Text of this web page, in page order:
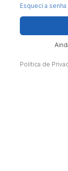
Esqueci a senha
Política de